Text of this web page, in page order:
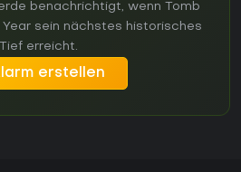
benachrichtigt, wenn Tomb
sein nächstes historisches
Tief erreicht.
erstellen